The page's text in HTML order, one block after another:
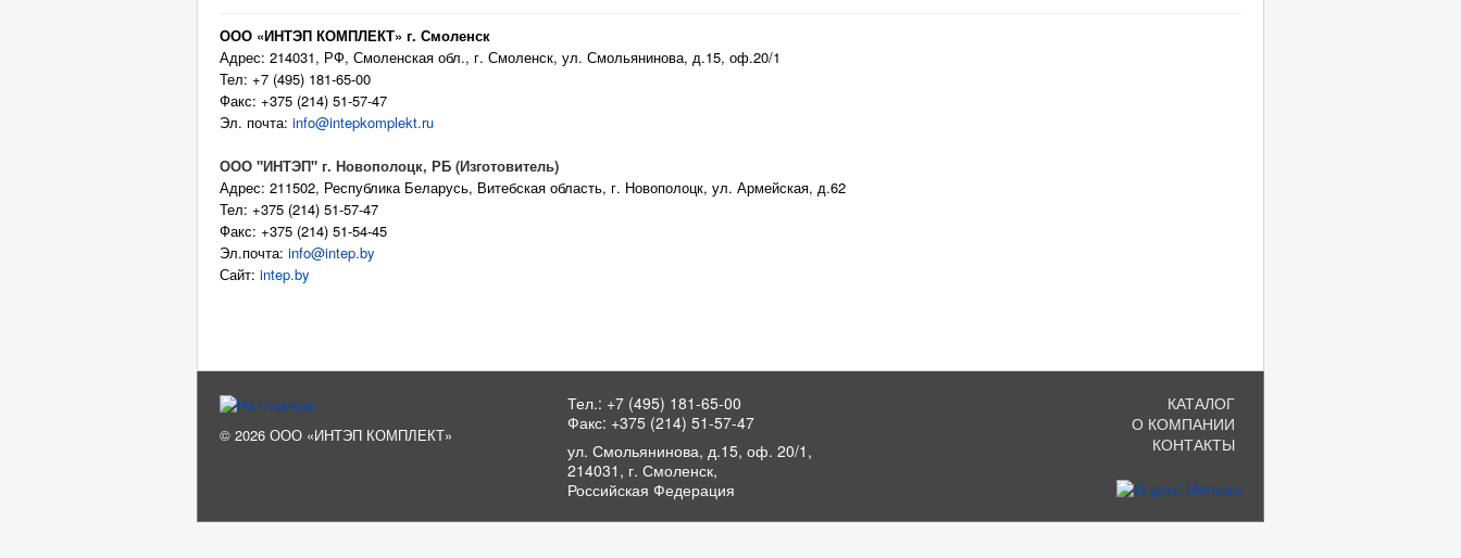
ООО «ИНТЭП КОМПЛЕКТ» г. Смоленск
Адрес: 214031, РФ, Смоленская обл., г. Смоленск, ул. Смольянинова, д.15, оф.20/1
Тел: +7 (495) 181-65-00
Факс: +375 (214) 51-57-47
Эл. почта: info@intepkomplekt.ru
ООО "ИНТЭП" г. Новополоцк, РБ (Изготовитель)
Адрес: 211502, Республика Беларусь, Витебская область, г. Новополоцк, ул. Армейская, д.62
Тел: +375 (214) 51-57-47
Факс: +375 (214) 51-54-45
Эл.почта: info@intep.by
Сайт: intep.by
© 2026 ООО «ИНТЭП КОМПЛЕКТ»
Тел.: +7 (495) 181-65-00
Факс: +375 (214) 51-57-47
ул. Смольянинова, д.15, оф. 20/1,
214031, г. Смоленск,
Российская Федерация
КАТАЛОГ
О КОМПАНИИ
КОНТАКТЫ